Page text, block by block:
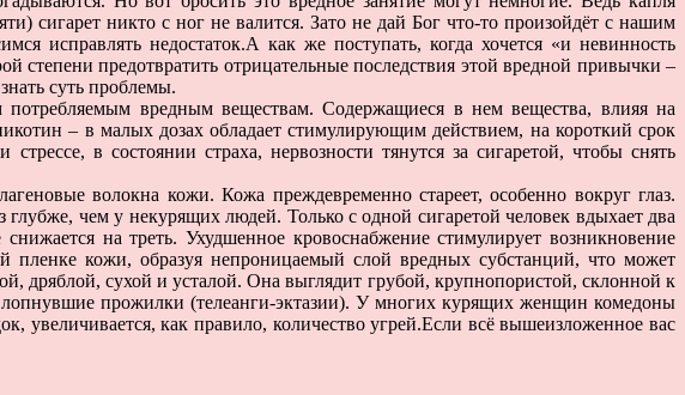
сигарет никто с ног не валится. Зато не дай Бог что-то произойдёт с нашим
исправлять недостаток.А как же поступать, когда хочется «и невинность
степени предотвратить отрицательные последствия этой вредной привычки –
суть проблемы.
вредным веществам. Содержащиеся в нем вещества, влияя на
– в малых дозах обладает стимулирующим действием, на короткий срок
в состоянии страха, нервозности тянутся за сигаретой, чтобы снять
волокна кожи. Кожа преждевременно стареет, особенно вокруг глаз.
чем у некурящих людей. Только с одной сигаретой человек вдыхает два
на треть. Ухудшенное кровоснабжение стимулирует возникновение
кожи, образуя непроницаемый слой вредных субстанций, что может
дряблой, сухой и усталой. Она выглядит грубой, крупнопористой, склонной к
прожилки (телеанги-эктазии). У многих курящих женщин комедоны
увеличивается, как правило, количество угрей.Если всё вышеизложенное вас